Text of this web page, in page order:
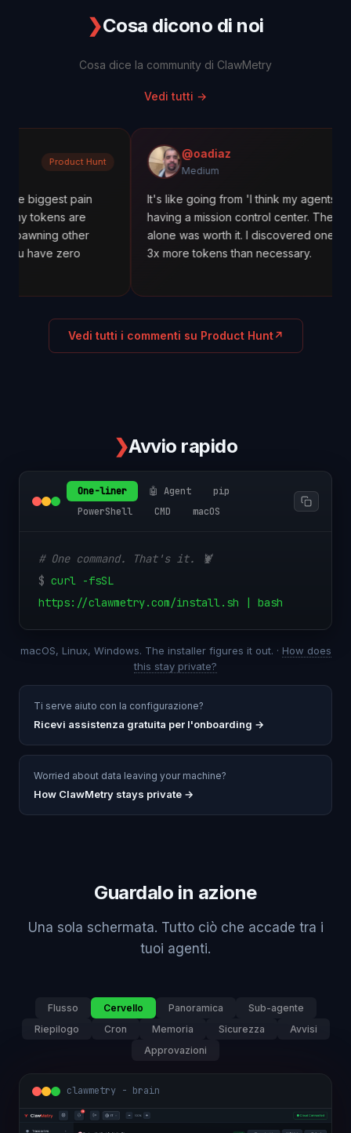
❯Cosa dicono di noi
Cosa dice la community di ClawMetry
Vedi tutti →
pain
are
other
@oadiaz
Medium
It's like going from 'I think my agents are working'
having a mission control center. The cost tracking
alone was worth it. I discovered one agent was
3x more tokens than necessary.
Vedi tutti i commenti su Product Hunt↗
❯Avvio rapido
One-liner 🤖 Agent
pip
PowerShell
CMD macOS
# One command. That's it. 🦞
$ curl -fsSL
https://clawmetry.com/install.sh | bash
macOS, Linux, Windows. The installer figures it out. · How does
this stay private?
Ti serve aiuto con la configurazione?
Ricevi assistenza gratuita per l'onboarding →
Worried about data leaving your machine?
How ClawMetry stays private →
Guardalo in azione
Una sola schermata. Tutto ciò che accade tra i
tuoi agenti.
Flusso Cervello Panoramica
Sub-agente
Riepilogo
Cron Memoria Sicurezza
Avvisi
Approvazioni
clawmetry - brain